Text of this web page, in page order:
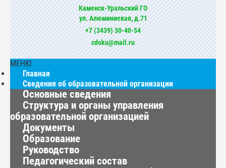
Каменск-Уральский ГО
ул. Алюминиевая, д.71
+7 (3439) 30-40-54
cdoku@mail.ru
МЕНЮ
Главная
Сведения об образовательной организации
Основные сведения
Структура и органы управления
образовательной организацией
Документы
Образование
Руководство
Педагогический состав